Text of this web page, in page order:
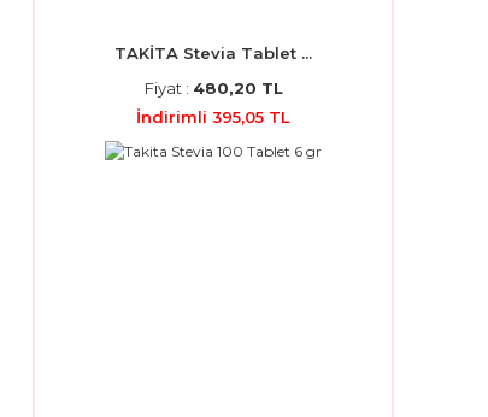
TAKİTA Stevia Tablet ...
Fiyat : 480,20 TL
İndirimli 395,05 TL